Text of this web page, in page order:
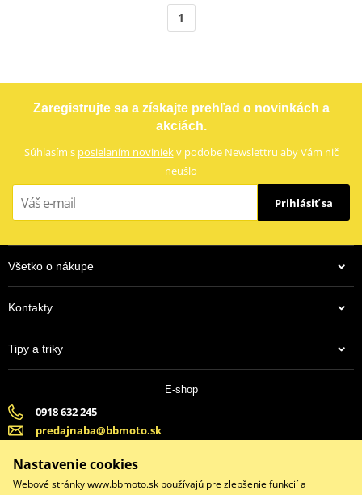
1
Zaregistrujte sa a získajte prehľad o novinkách a
akciách.
Súhlasím s posielaním noviniekv podobe Newslettru aby Vám nič
neušlo
Prihlásiť sa
Všetko o nákupe
Kontakty
Tipy a triky
E-shop
0918 632 245
predajnaba@bbmoto.sk
(Po-Pi 9:00-18:00, So-9:00-15:00)
Nastavenie cookies
Webové stránky www.bbmoto.sk používajú pre zlepšenie funkcií a